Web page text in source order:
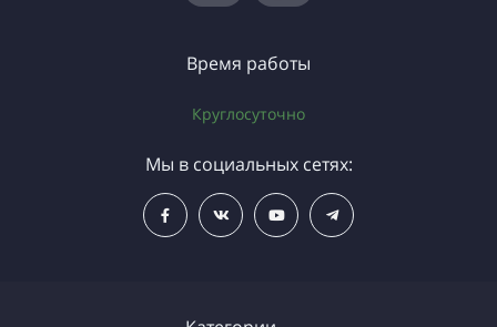
Время работы
Круглосуточно
Мы в социальных сетях: